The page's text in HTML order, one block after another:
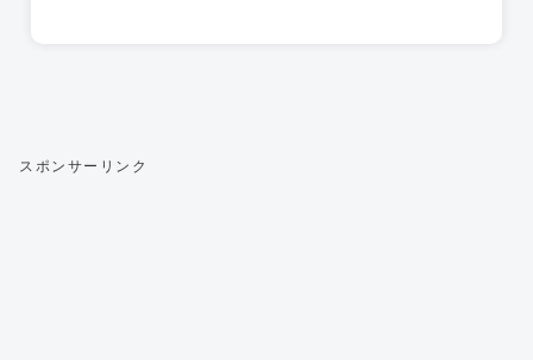
スポンサーリンク